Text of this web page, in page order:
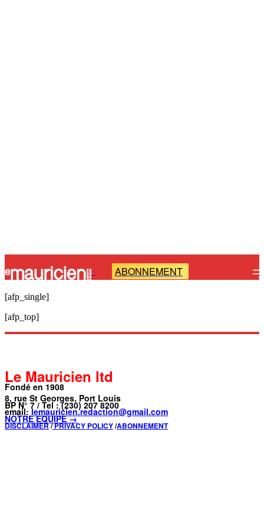
- ABONNEMENT
[afp_single]
[afp_top]
Le Mauricien ltd
Fondé en 1908
8, rue St Georges, Port Louis
BP N° 7 / Tel : (230) 207 8200
email: lemauricien.redaction@gmail.com
NOTRE ÉQUIPE →
DISCLAIMER/PRIVACY POLICY/ABONNEMENT